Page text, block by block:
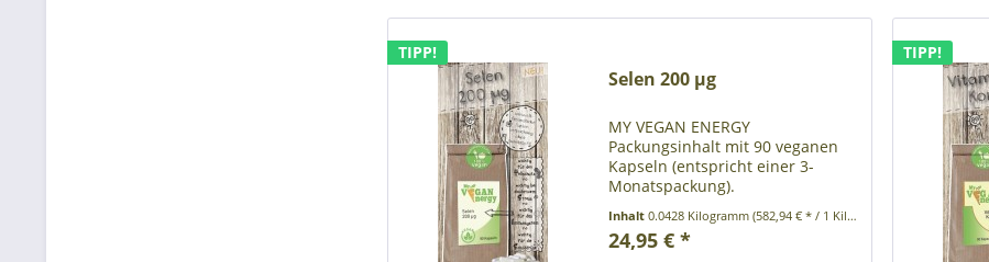
TIPP!
Selen 200 µg
MY VEGAN ENERGY
Packungsinhalt mit 90 veganen
Kapseln (entspricht einer 3-
Monatspackung).
Papierverpackung ohne
Kunststoff Produktbeschreibung:
Inhalt0.0428 Kilogramm(582,94 € * / 1 Kilogramm)
24,95 € *
TIPP!